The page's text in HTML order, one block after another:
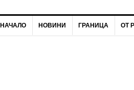
НАЧАЛО НОВИНИ ГРАНИЦА ОТ